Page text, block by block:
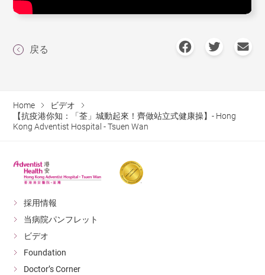
戻る
Home
ビデオ
【抗疫港你知：「荃」城動起來！齊做站立式健康操】- Hong
Kong Adventist Hospital - Tsuen Wan
採用情報
当病院パンフレット
ビデオ
Foundation
Doctor’s Corner